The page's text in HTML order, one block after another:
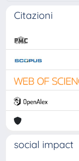
Citazioni
social impact